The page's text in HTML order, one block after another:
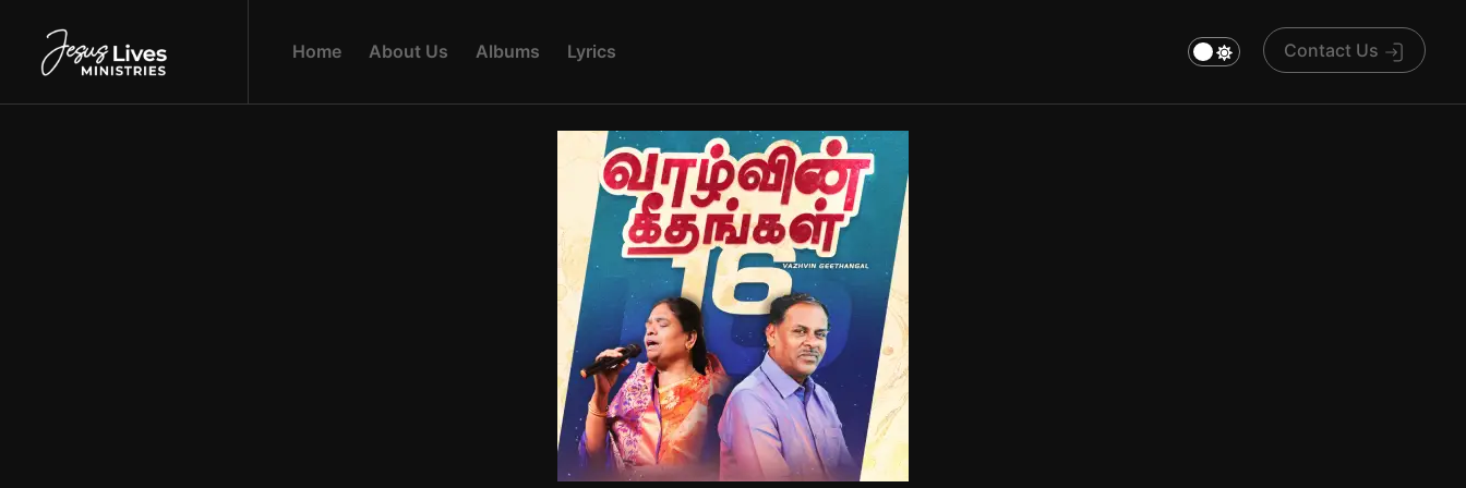
HOME ABOUT US ALBUMS LYRICS Contact Us